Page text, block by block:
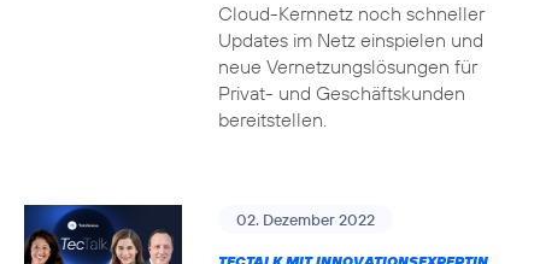
Cloud-Kernnetz noch schneller
Updates im Netz einspielen und
neue Vernetzungslösungen für
Privat- und Geschäftskunden
bereitstellen.
02. Dezember 2022